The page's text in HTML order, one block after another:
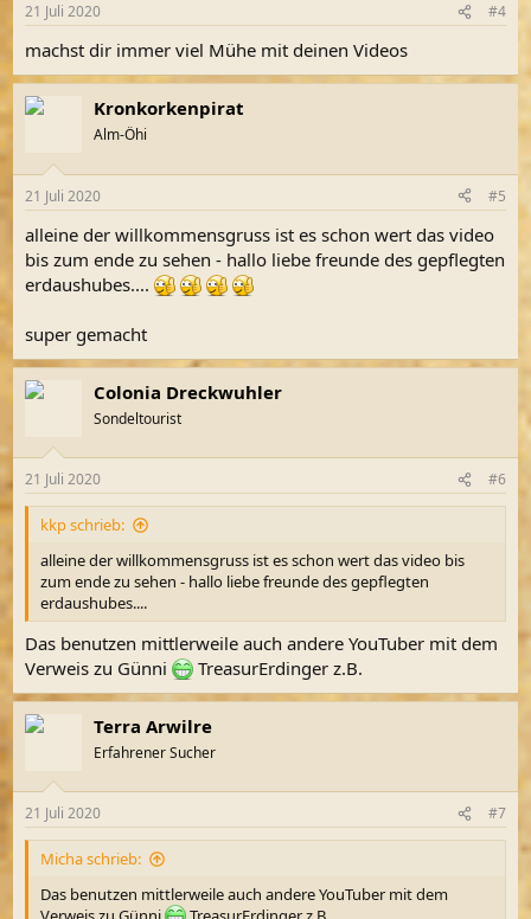
21 Juli 2020 #4
machst dir immer viel Mühe mit deinen Videos
Kronkorkenpirat
Alm-Öhi
21 Juli 2020 #5
alleine der willkommensgruss ist es schon wert das video
bis zum ende zu sehen - hallo liebe freunde des gepflegten
erdaushubes....
super gemacht
Colonia Dreckwuhler
Sondeltourist
21 Juli 2020 #6
kkp schrieb:
alleine der willkommensgruss ist es schon wert das video bis
zum ende zu sehen - hallo liebe freunde des gepflegten
erdaushubes....
Das benutzen mittlerweile auch andere YouTuber mit dem
Verweis zu Günni
TreasurErdinger z.B.
Terra Arwilre
Erfahrener Sucher
21 Juli 2020 #7
Micha schrieb:
Das benutzen mittlerweile auch andere YouTuber mit dem